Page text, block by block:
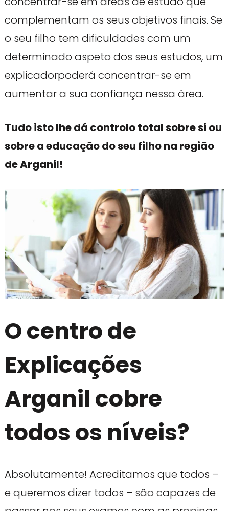
complementam os seus objetivos finais. Se
o seu filho tem dificuldades com um
determinado aspeto dos seus estudos, um
explicadorpoderá concentrar-se em
aumentar a sua confiança nessa área.
Tudo isto lhe dá controlo total sobre si ou
sobre a educação do seu filho na região
de Arganil!
O centro de
Explicações
Arganil cobre
todos os níveis?
Absolutamente! Acreditamos que todos –
e queremos dizer todos – são capazes de